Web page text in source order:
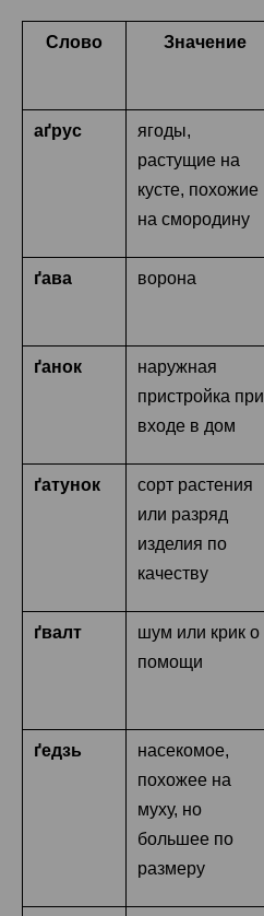
Слово Значение
аґрус
ягоды,
растущие на
кусте, похожие
на смородину
ґава ворона
ґанок
наружная
пристройка при
входе в дом
ґатунок
сорт растения
или разряд
изделия по
качеству
ґвалт
шум или крик о
помощи
ґедзь
насекомое,
похожее на
муху, но
большее по
размеру